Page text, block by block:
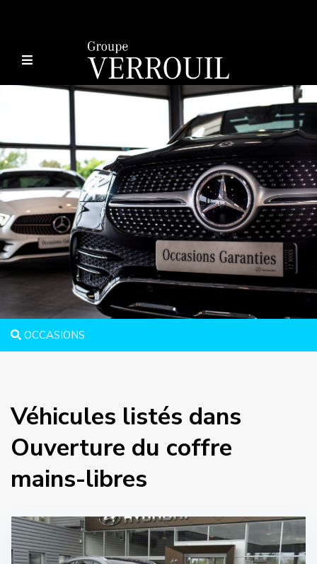
OCCASIONS
Véhicules listés dans
Ouverture du coffre
mains-libres